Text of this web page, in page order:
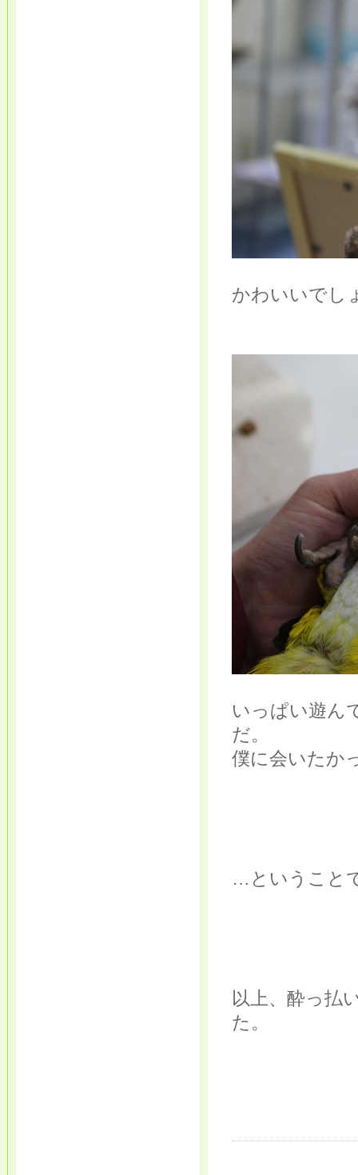
かわいいでし
いっぱい遊ん
だ。
僕に会いたか
…ということ
以上、酔っ払
た。